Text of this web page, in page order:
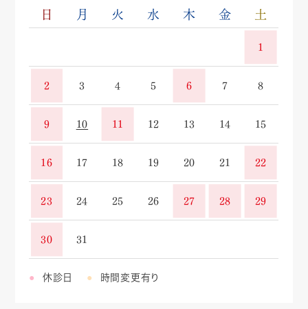
日 月 火 水 木 金 土
1
2 3 4 5 6 7 8
9 10 11 12 13 14 15
16 17 18 19 20 21 22
23 24 25 26 27 28 29
30 31
休診日 時間変更有り